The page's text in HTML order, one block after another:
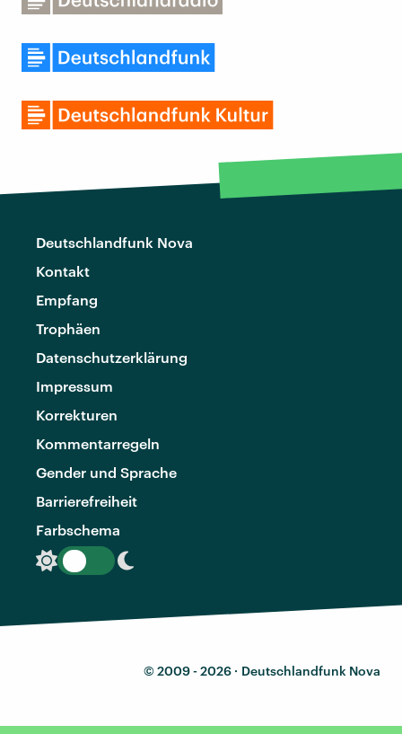
Deutschlandfunk Nova
Kontakt
Empfang
Trophäen
Datenschutzerklärung
Impressum
Korrekturen
Kommentarregeln
Gender und Sprache
Barrierefreiheit
Farbschema
© 2009 - 2026 · Deutschlandfunk Nova